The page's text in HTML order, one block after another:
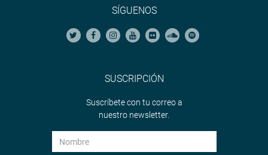
SÍGUENOS
SUSCRIPCIÓN
Suscríbete con tu correo a
nuestro newsletter.